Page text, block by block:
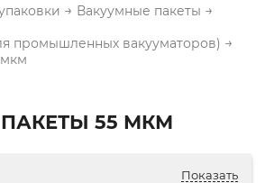
→ Вакуумные пакеты →
промышленных вакууматоров) →
мкм
55 МКМ
Показать